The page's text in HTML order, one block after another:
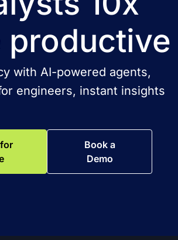
productive
with AI-powered agents,
engineers, instant insights
Book a
Demo